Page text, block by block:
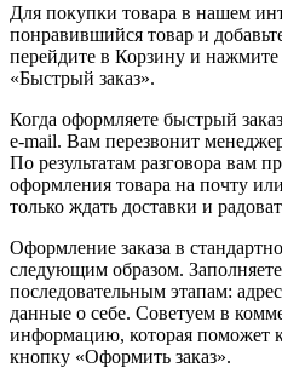
Для покупки товара в нашем
понравившийся товар и
перейдите в Корзину и
«Быстрый заказ».
Когда оформляете быстрый
e-mail. Вам перезвонит
По результатам разговора вам
оформления товара на почту
только ждать доставки и
Оформление заказа в
следующим образом.
последовательным этапам:
данные о себе. Советуем в
информацию, которая поможет
кнопку «Оформить заказ».